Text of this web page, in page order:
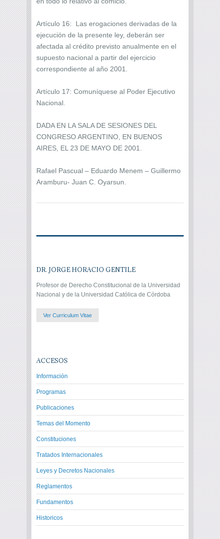
Artículo 16: Las erogaciones derivadas de la
ejecución de la presente ley, deberán ser
afectada al crédito previsto anualmente en el
supuesto nacional a partir del ejercicio
correspondiente al año 2001.
Artículo 17: Comuníquese al Poder Ejecutivo
Nacional.
DADA EN LA SALA DE SESIONES DEL
CONGRESO ARGENTINO, EN BUENOS
AIRES, EL 23 DE MAYO DE 2001.
Rafael Pascual – Eduardo Menem – Guillermo
Aramburu- Juan C. Oyarsun.
DR. JORGE HORACIO GENTILE
Profesor de Derecho Constitucional de la Universidad
Nacional y de la Universidad Católica de Córdoba
Ver Curriculum Vitae
ACCESOS
Información
Programas
Publicaciones
Temas del Momento
Constituciones
Tratados Internacionales
Leyes y Decretos Nacionales
Reglamentos
Fundamentos
Historicos